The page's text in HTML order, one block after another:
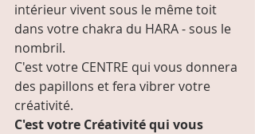
intérieur vivent sous le même toit
dans votre chakra du HARA - sous le
nombril.
C'est votre CENTRE qui vous donnera
des papillons et fera vibrer votre
créativité.
C'est votre Créativité qui vous